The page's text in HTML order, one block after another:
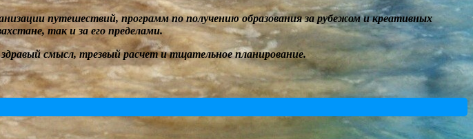
путешествий, программ по получению образования за рубежом икреативных
так и за его пределами.
смысл, трезвый расчет и тщательное планирование.